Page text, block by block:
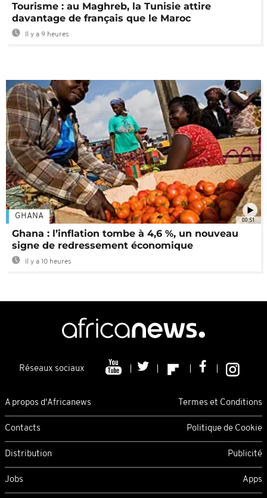
Tourisme : au Maghreb, la Tunisie attire
davantage de français que le Maroc
Il y a 9 heures
00:51
GHANA
Ghana : l’inflation tombe à 4,6 %, un nouveau
signe de redressement économique
Il y a 10 heures
Réseaux sociaux
A propos d'Africanews Termes et Conditions
Contacts Politique de Cookie
Distribution Publicité
Jobs Apps